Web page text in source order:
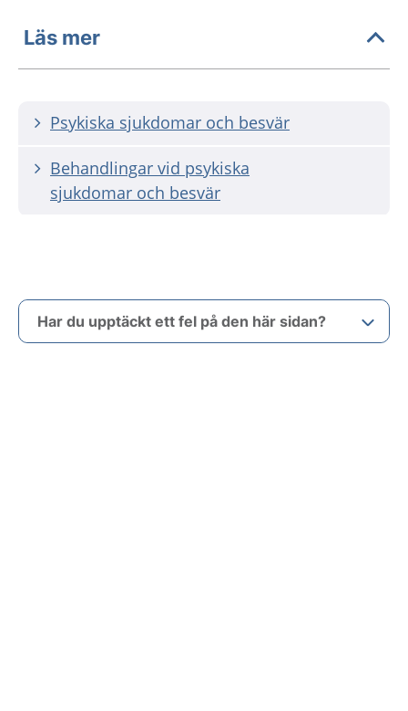
Läs mer
Psykiska sjukdomar och besvär
Behandlingar vid psykiska
sjukdomar och besvär
Har du upptäckt ett fel på den här sidan?